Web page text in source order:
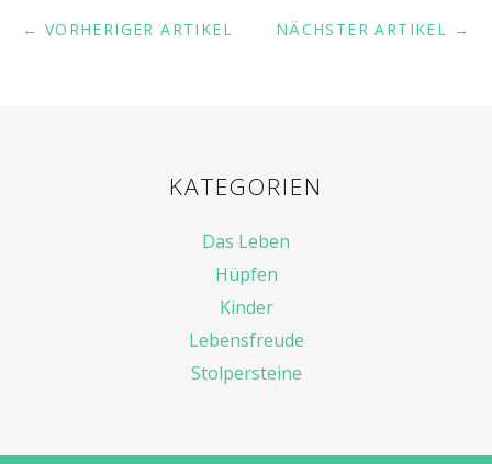
NÄCHSTER ARTIKEL →
← VORHERIGER ARTIKEL
KATEGORIEN
Das Leben
Hüpfen
Kinder
Lebensfreude
Stolpersteine